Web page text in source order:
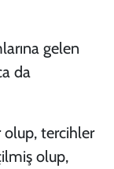
gelen
da
olup, tercihler
olup,